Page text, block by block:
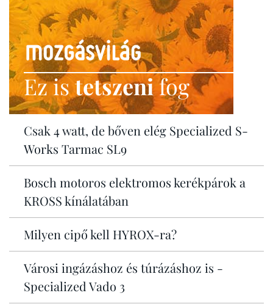
Ez istetszenifog
Csak 4 watt, de bőven elég Specialized S-
Works Tarmac SL9
Bosch motoros elektromos kerékpárok a
KROSS kínálatában
Milyen cipő kell HYROX-ra?
Városi ingázáshoz és túrázáshoz is -
Specialized Vado 3